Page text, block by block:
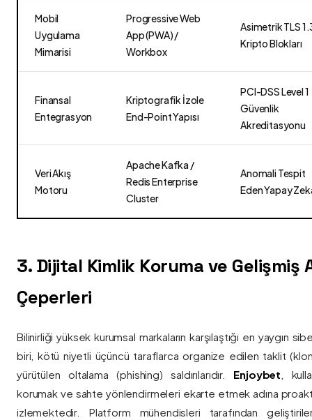
Mobil
Uygulama
Mimarisi
Progressive Web
App (PWA) /
Workbox
Asimetrik TLS
Kripto Blokları
Finansal
Entegrasyon
Kriptografik İzole
End-Point Yapısı
PCI-DSS Level 1
Güvenlik
Akreditasyonu
Veri Akış
Motoru
Apache Kafka /
Redis Enterprise
Cluster
Anomali Tespit
Eden Yapay
3. Dijital Kimlik Koruma ve Gelişmiş
Çeperleri
Bilinirliği yüksek kurumsal markaların karşılaştığı en yaygın
biri, kötü niyetli üçüncü taraflarca organize edilen taklit
yürütülen oltalama (phishing) saldırılarıdır. Enjoybet ,
korumak ve sahte yönlendirmeleri ekarte etmek adına
izlemektedir. Platform mühendisleri tarafından